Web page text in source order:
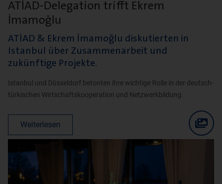
ATİAD-Delegation trifft Ekrem
İmamoğlu
ATİAD & Ekrem İmamoğlu diskutierten in
Istanbul über Zusammenarbeit und
zukünftige Projekte.
Istanbul und Düsseldorf betonten ihre wichtige Rolle in der deutsch-
türkischen Wirtschaftskooperation und Netzwerkbildung.
Weiterlesen